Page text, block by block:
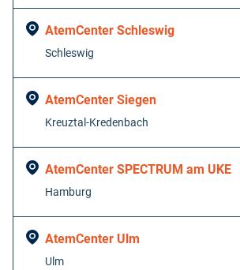
AtemCenter Schleswig
Schleswig
AtemCenter Siegen
Kreuztal-Kredenbach
AtemCenter SPECTRUM am UKE
Hamburg
AtemCenter Ulm
Ulm